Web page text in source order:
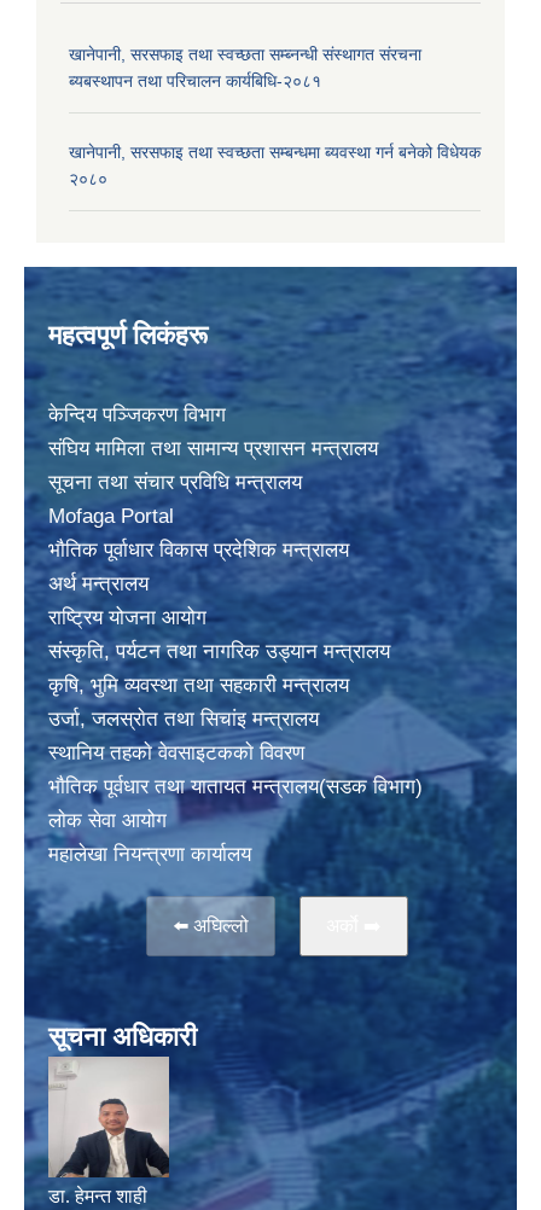
खानेपानी, सरसफाइ तथा स्वच्छता सम्ब्नन्धी संस्थागत संरचना
ब्यबस्थापन तथा परिचालन कार्यबिधि-२०८१
खानेपानी, सरसफाइ तथा स्वच्छता सम्बन्धमा ब्यवस्था गर्न बनेको विधेयक
२०८०
महत्वपूर्ण लिकंहरू
केन्दिय पञ्जिकरण विभाग
संघिय मामिला तथा सामान्य प्रशासन मन्त्रालय
सूचना तथा संचार प्रविधि मन्त्रालय
Mofaga Portal
भाैतिक पूर्वाधार विकास प्रदेशिक मन्त्रालय
अर्थ मन्त्रालय
राष्ट्रिय योजना आयोग
संस्कृति, पर्यटन तथा नागरिक उड्यान मन्त्रालय
कृषि, भुमि व्यवस्था तथा सहकारी मन्त्रालय
उर्जा, जलस्राेत तथा सिचांइ मन्त्रालय
स्थानिय तहकाे वेवसाइटककाे विवरण
भाैतिक पूर्वधार तथा यातायत मन्त्रालय(सडक विभाग)
लाेक सेवा आयोग
महालेखा नियन्त्रणा कार्यालय
⬅️ अघिल्लो
सूचना अधिकारी
डा. हेमन्त शाही